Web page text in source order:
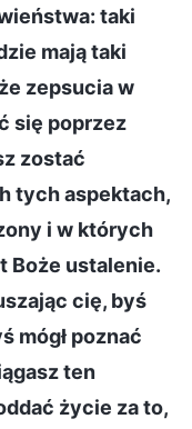
taki
mają taki
zepsucia w
się poprzez
zostać
tych aspektach,
i w których
Boże ustalenie.
cię, byś
mógł poznać
ten
życie za to,